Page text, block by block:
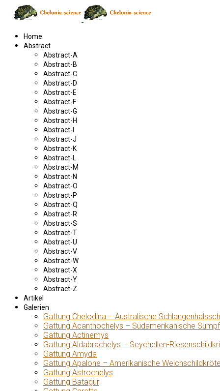
Home
Abstract
Abstract-A
Abstract-B
Abstract-C
Abstract-D
Abstract-E
Abstract-F
Abstract-G
Abstract-H
Abstract-I
Abstract-J
Abstract-K
Abstract-L
Abstract-M
Abstract-N
Abstract-O
Abstract-P
Abstract-Q
Abstract-R
Abstract-S
Abstract-T
Abstract-U
Abstract-V
Abstract-W
Abstract-X
Abstract-Y
Abstract-Z
Artikel
Galerien
Gattung Chelodina – Australische
Gattung Acanthochelys – Südamerikanische
Gattung Actinemys
Gattung Aldabrachelys – Seychellen-
Gattung Amyda
Gattung Apalone – Amerikanische
Gattung Astrochelys
Gattung Batagur